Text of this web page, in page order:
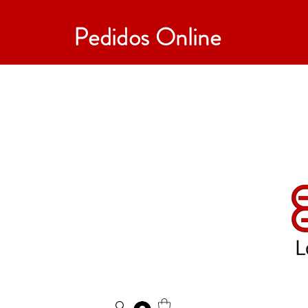
Pedidos Online